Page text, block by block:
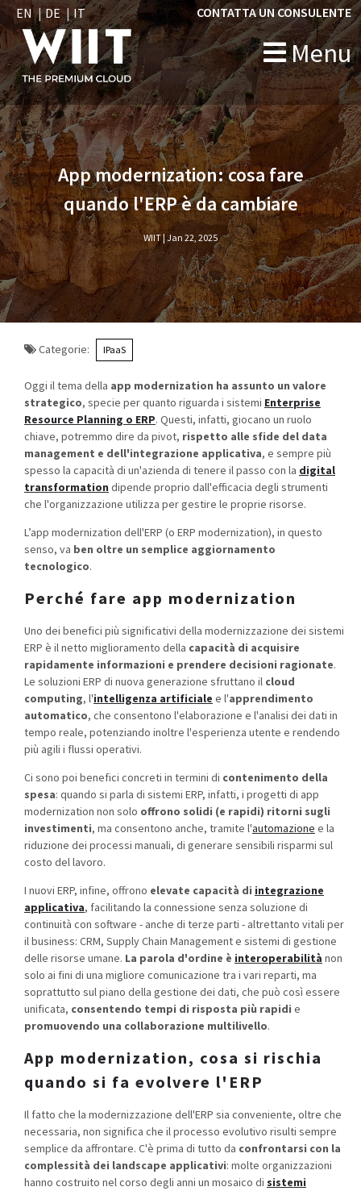
EN DE IT
Menu
CONTATTA UN CONSULENTE
">
App modernization: cosa fare
quando l'ERP è da cambiare
WIIT |Jan 22, 2025
Categorie: IPaaS
Oggi il tema della app modernization ha assunto un valore
strategico, specie per quanto riguarda i sistemi Enterprise
Resource Planning o ERP. Questi, infatti, giocano un ruolo
chiave, potremmo dire da pivot, rispetto alle sfide del data
management e dell'integrazione applicativa, e sempre più
spesso la capacità di un'azienda di tenere il passo con la digital
transformation dipende proprio dall'efficacia degli strumenti
che l'organizzazione utilizza per gestire le proprie risorse.
L’app modernization dell'ERP (o ERP modernization), in questo
senso, va ben oltre un semplice aggiornamento
tecnologico.
Perché fare app modernization
Uno dei benefici più significativi della modernizzazione dei sistemi
ERP è il netto miglioramento della capacità di acquisire
rapidamente informazioni e prendere decisioni ragionate.
Le soluzioni ERP di nuova generazione sfruttano il cloud
computing, l'intelligenza artificiale e l'apprendimento
automatico, che consentono l'elaborazione e l'analisi dei dati in
tempo reale, potenziando inoltre l'esperienza utente e rendendo
più agili i flussi operativi.
Ci sono poi benefici concreti in termini di contenimento della
spesa: quando si parla di sistemi ERP, infatti, i progetti di app
modernization non solo offrono solidi (e rapidi) ritorni sugli
investimenti, ma consentono anche, tramite l'automazione e la
riduzione dei processi manuali, di generare sensibili risparmi sul
costo del lavoro.
I nuovi ERP, infine, offrono elevate capacità di integrazione
applicativa, facilitando la connessione senza soluzione di
continuità con software - anche di terze parti - altrettanto vitali per
il business: CRM, Supply Chain Management e sistemi di gestione
delle risorse umane. La parola d'ordine è interoperabilità non
solo ai fini di una migliore comunicazione tra i vari reparti, ma
soprattutto sul piano della gestione dei dati, che può così essere
unificata, consentendo tempi di risposta più rapidi e
promuovendo una collaborazione multilivello.
App modernization, cosa si rischia
quando si fa evolvere l'ERP
Il fatto che la modernizzazione dell'ERP sia conveniente, oltre che
necessaria, non significa che ilprocesso evolutivo risulti sempre
semplice da affrontare. C'è prima di tutto da confrontarsi con la
complessità dei landscape applicativi: molte organizzazioni
hanno costruito nel corso degli anni un mosaico di sistemi